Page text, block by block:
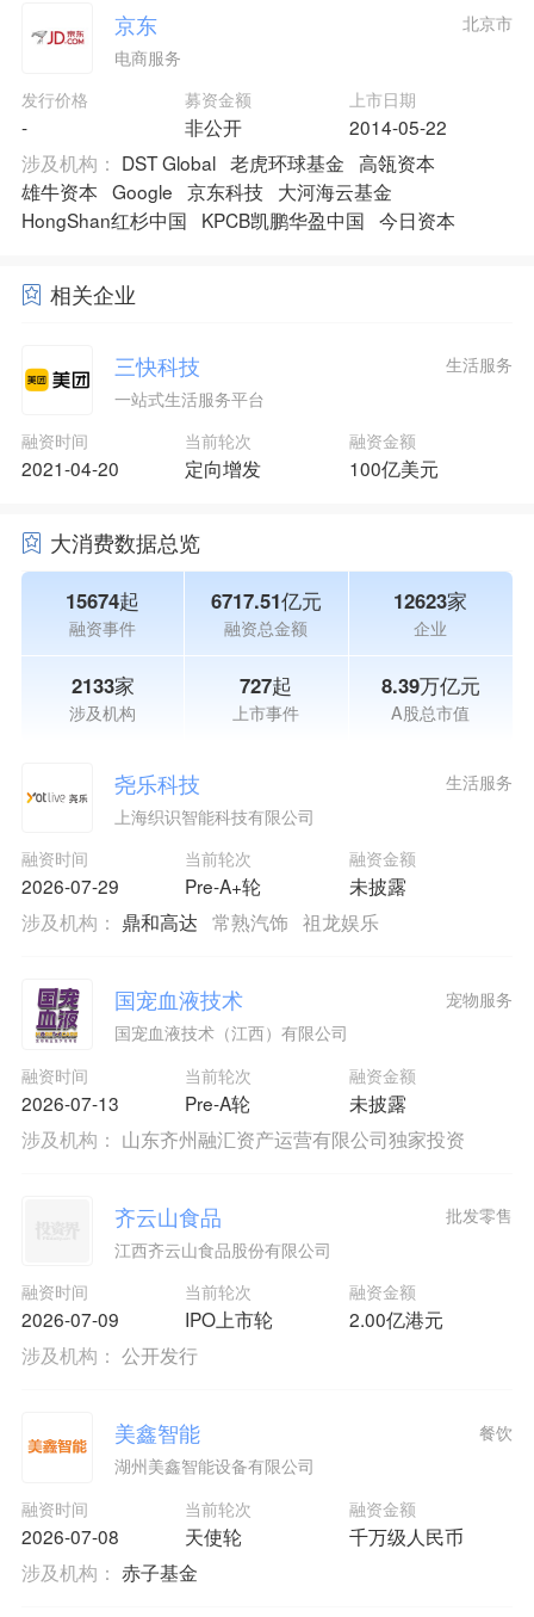
京东
电商服务
北京市
发行价格
-
募资金额
非公开
上市日期
2014-05-22
涉及机构： DST Global 老虎环球基金 高瓴资本
雄牛资本 Google 京东科技
大河海云基金
HongShan红杉中国
KPCB凯鹏华盈中国 今日资本
相关企业
三快科技
一站式生活服务平台
生活服务
融资时间
2021-04-20
当前轮次
定向增发
融资金额
100亿美元
大消费数据总览
15674起
融资事件
6717.51亿元
融资总金额
12623家
企业
2133家
涉及机构
727起
上市事件
8.39万亿元
A股总市值
尧乐科技
上海织识智能科技有限公司
融资时间
2026-07-29
当前轮次
Pre-A+轮
融资金额
未披露
生活服务
涉及机构： 鼎和高达 常熟汽饰 祖龙娱乐
国宠血液技术
国宠血液技术（江西）有限公司
融资时间
2026-07-13
当前轮次
Pre-A轮
融资金额
未披露
宠物服务
涉及机构： 山东齐州融汇资产运营有限公司独家投资
齐云山食品
江西齐云山食品股份有限公司
融资时间
2026-07-09
当前轮次
IPO上市轮
融资金额
2.00亿港元
批发零售
涉及机构： 公开发行
美鑫智能
湖州美鑫智能设备有限公司
融资时间
2026-07-08
当前轮次
天使轮
融资金额
千万级人民币
餐饮
涉及机构： 赤子基金